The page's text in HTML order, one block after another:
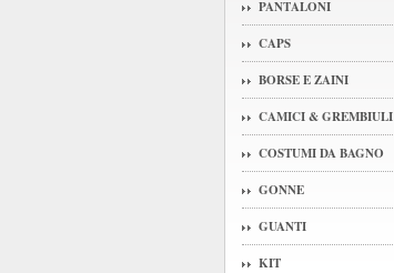
PANTALONI
CAPS
BORSE E ZAINI
CAMICI & GREMBIULI
COSTUMI DA BAGNO
GONNE
GUANTI
KIT